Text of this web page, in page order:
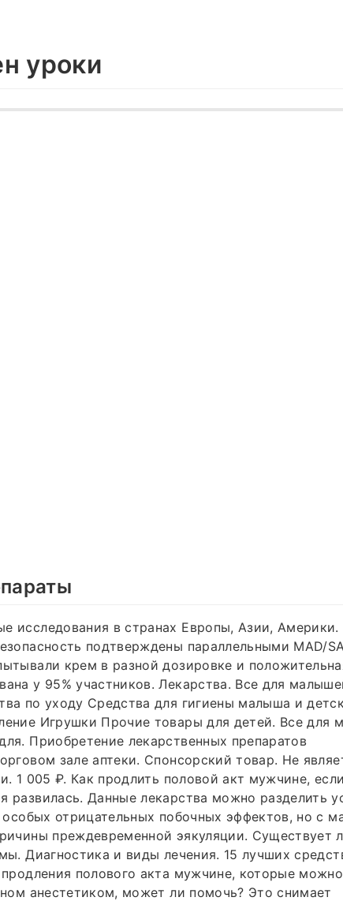
уроки
исследования в странах Европы, Азии, Америки.
подтверждены параллельными MAD/
крем в разной дозировке и
у 95% участников. Лекарства. Все для
по уходу Средства для гигиены малыша и
Игрушки Прочие товары для детей. Все для
Приобретение лекарственных препаратов
зале аптеки. Спонсорский товар. Не
1 005 ₽. Как продлить половой акт мужчине, если
развилась. Данные лекарства можно разделить
особых отрицательных побочных эффектов, но с
преждевременной эякуляции. Существует
Диагностика и виды лечения. 15 лучших
полового акта мужчине, которые
анестетиком, может ли помочь? Это снимает